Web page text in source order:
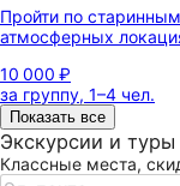
Пройти по
атмосферных
10 000 ₽
за группу, 1–4 чел.
Показать все
Экскурсии и
Классные места,